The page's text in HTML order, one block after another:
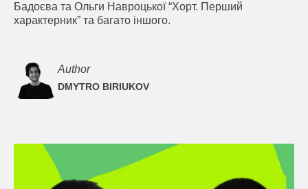
Бадоєва та Ольги Навроцької “Хорт. Перший
характерник” та багато іншого.
Author
DMYTRO BIRIUKOV